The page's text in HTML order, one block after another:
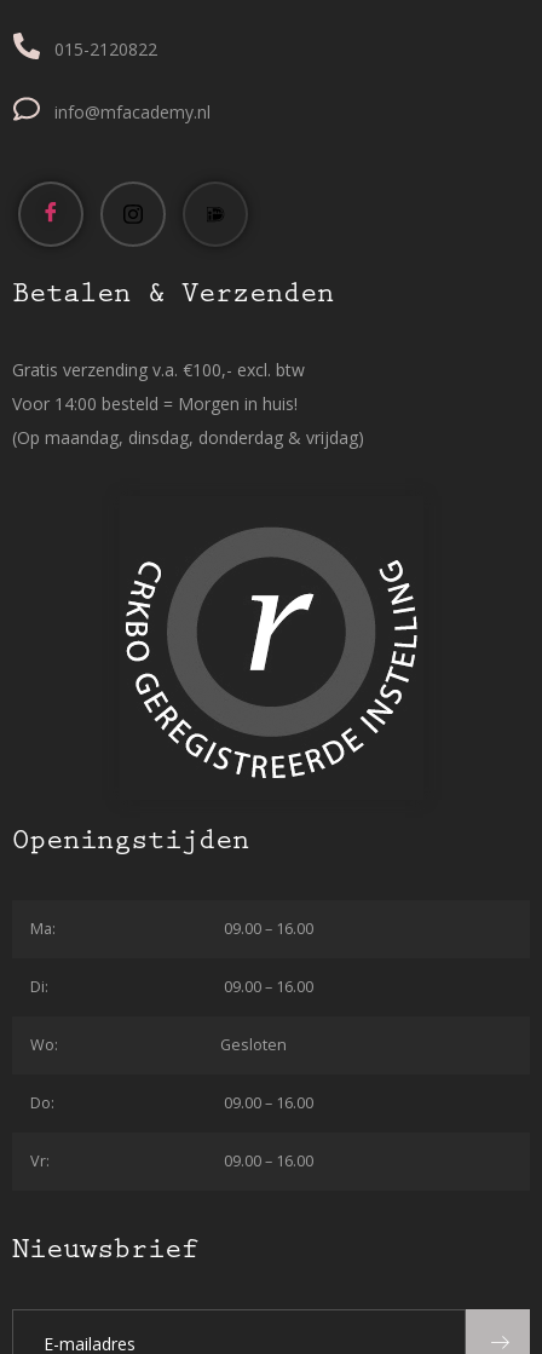
015-2120822
info@mfacademy.nl
Betalen & Verzenden
Gratis verzending v.a. €100,- excl. btw
Voor 14:00 besteld = Morgen in huis!
(Op maandag, dinsdag, donderdag & vrijdag)
Openingstijden
Ma: 09.00 – 16.00
Di: 09.00 – 16.00
Wo: Gesloten
Do: 09.00 – 16.00
Vr: 09.00 – 16.00
Nieuwsbrief